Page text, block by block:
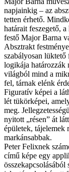
napjainkig – az
tetten érhető.
határait feszegető,
festő Major Barna
Absztrakt
szabályosan lüktető
logikája határozzák
világból mind a
fel, tárnak elénk
Figuratív képei a
lét tükörképei,
meg.
nyitott „résen” át
épületek, tájelemek
markánsabbak.
Peter Felixnek
című képe egy